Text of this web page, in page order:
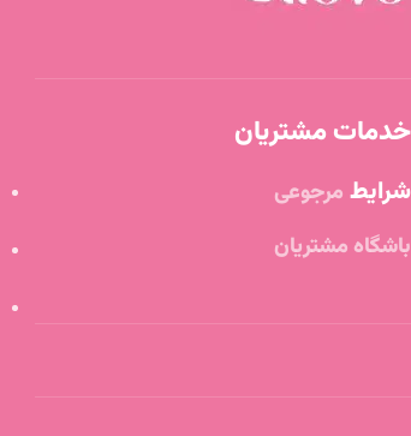
خدمات مشتریان
شرایط مرجوعی
باشگاه مشتریان